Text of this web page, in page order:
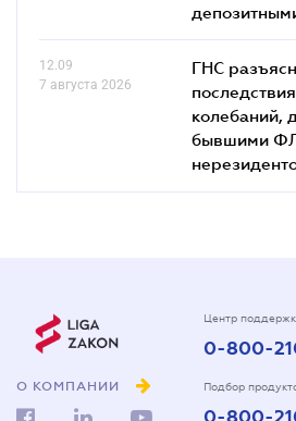
12.09
7 августа 2026
ГНС
колебаний,
бывшими
О КОМПАНИИ
Центр
0-800-
Подбор
0-800-